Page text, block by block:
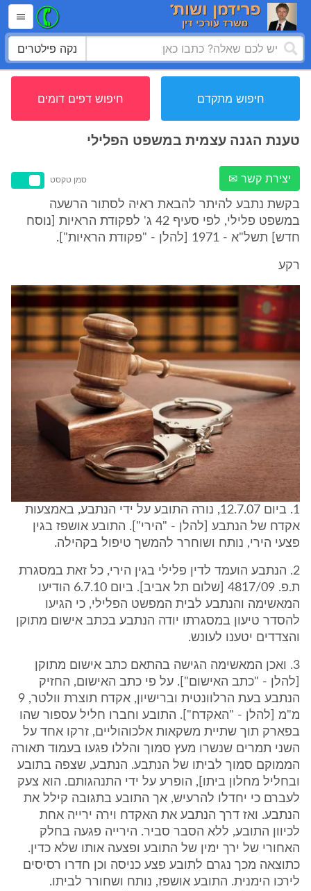
נקה פילטרים
חיפוש מתקדם חיפוש דפים דומים
טענת הגנה עצמית במשפט הפלילי
יצירת קשר ✉ סמן טקסט
בקשת נתבע להיתר להבאת ראיה לסתור הרשעה
במשפט פלילי, לפי סעיף 42 ג' לפקודת הראיות [נוסח
חדש] תשל"א - 1971 [להלן - "פקודת הראיות"].
רקע
1. ביום 12.7.07, נורה התובע על ידי הנתבע, באמצעות
אקדח של הנתבע [להלן - "הירי"]. התובע אושפז בגין
פצעי הירי, נותח ושוחרר להמשך טיפול בקהילה.
2. הנתבע הועמד לדין פלילי בגין הירי, כל זאת במסגרת
ת.פ. 4817/09 [שלום תל אביב]. ביום 6.7.10 הודיעו
המאשימה והנתבע לבית המפשט הפלילי, כי הגיעו
להסדר טיעון במסגרתו יודה הנתבע בכתב אישום מתוקן
והצדדים יטענו לעונש.
3. ואכן המאשימה הגישה בהתאם כתב אישום מתוקן
[להלן - "כתב האישום"]. על פי כתב האישום, החזיק
הנתבע בעת הרלוונטית וברישיון, אקדח תוצרת וולטר, 9
מ"מ [להלן - "האקדח"]. התובע וחברו חליל עספור שהו
בפארק תוך שתיית משקאות אלכוהוליים, זרקו אחד על
השני תמרים שנשרו מעץ סמוך והללו פגעו בעמוד תאורה
הממוקם סמוך לביתו של הנתבע. הנתבע, שצפה בתובע
ובחליל מחלון ביתו], הופרע על ידי התנהגותם. הוא צעק
לעברם כי יחדלו להרעיש, אך התובע בתגובה קילל את
הנתבע. ואז דרך הנתבע את האקדח וירה ירייה אחת
לכיוון התובע, ללא הסבר סביר. הירייה פגעה בחלק
האחורי של ירך ימין של התובע ופצעה אותו שלא כדין.
כתוצאה מכך נגרם לתובע פצע כניסה וכן חדרו רסיסים
לירכו הימנית. התובע אושפז, נותח ושחורר לביתו.